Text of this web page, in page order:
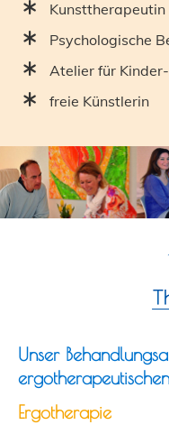
Kunsttherapeutin
Psychologische
Atelier für
freie Künstlerin
Unser
Ergotherapie